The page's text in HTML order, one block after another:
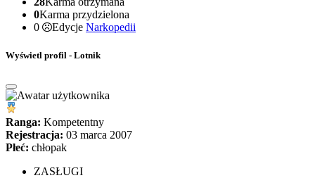
0Karma przydzielona
0
Edycje Narkopedii
Wyświetl profil - Lotnik
Ranga: Kompetentny
Rejestracja: 03 marca 2007
Płeć: chłopak
ZASŁUGI